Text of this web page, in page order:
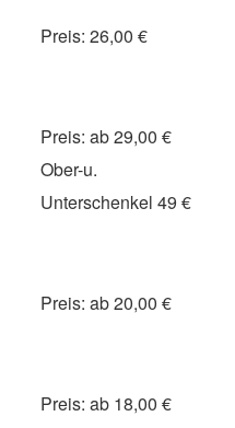
Preis: 26,00 €
Preis: ab 29,00 €
Ober-u.
Unterschenkel 49 €
Preis: ab 20,00 €
Preis: ab 18,00 €